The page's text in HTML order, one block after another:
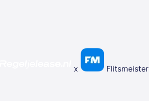
x Flitsmeister